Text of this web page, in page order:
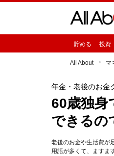
貯める 投資
All About マ
年金・老後のお金
60歳独身
できるの
老後のお金や生活費が
用語が多くて、ますま